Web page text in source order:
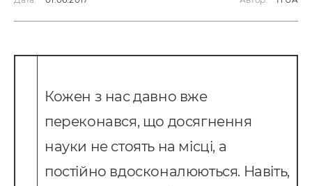
Кожен з нас давно вже
переконався, що досягнення
науки не стоять на місці, а
постійно вдосконалюються. Навіть,